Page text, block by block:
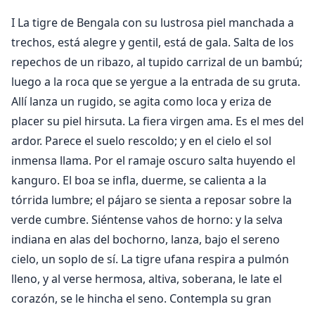
I La tigre de Bengala con su lustrosa piel manchada a
trechos, está alegre y gentil, está de gala. Salta de los
repechos de un ribazo, al tupido carrizal de un bambú;
luego a la roca que se yergue a la entrada de su gruta.
Allí lanza un rugido, se agita como loca y eriza de
placer su piel hirsuta. La fiera virgen ama. Es el mes del
ardor. Parece el suelo rescoldo; y en el cielo el sol
inmensa llama. Por el ramaje oscuro salta huyendo el
kanguro. El boa se infla, duerme, se calienta a la
tórrida lumbre; el pájaro se sienta a reposar sobre la
verde cumbre. Siéntense vahos de horno: y la selva
indiana en alas del bochorno, lanza, bajo el sereno
cielo, un soplo de sí. La tigre ufana respira a pulmón
lleno, y al verse hermosa, altiva, soberana, le late el
corazón, se le hincha el seno. Contempla su gran